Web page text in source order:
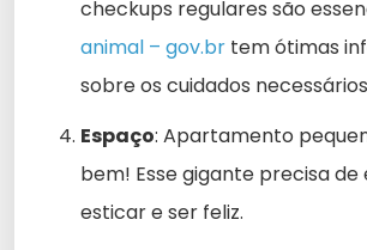
checkups regulares são
animal – gov.br tem ótimas
sobre os cuidados
Espaço: Apartamento
bem! Esse gigante precisa
esticar e ser feliz.